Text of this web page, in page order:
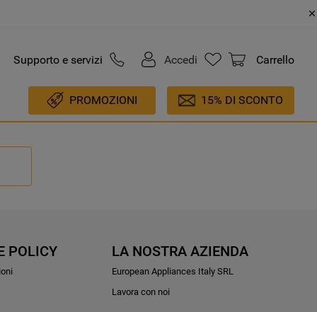
Supporto e servizi Accedi Carrello
PROMOZIONI 15% DI SCONTO
POLICY LA NOSTRA AZIENDA
European Appliances Italy SRL
Lavora con noi